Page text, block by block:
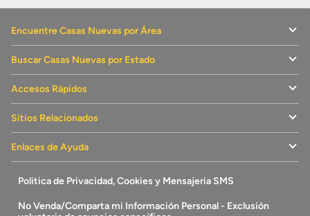
Encuentre Casas Nuevas por Área
Buscar Casas Nuevas por Estado
Accesos Rápidos
Sitios Relacionados
Enlaces de Ayuda
Politica de Privacidad, Cookies y Mensajeria SMS
No Venda/Comparta mi Información Personal - Exclusión